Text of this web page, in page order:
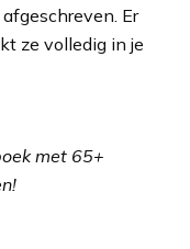
Er
ze volledig in je
met 65+